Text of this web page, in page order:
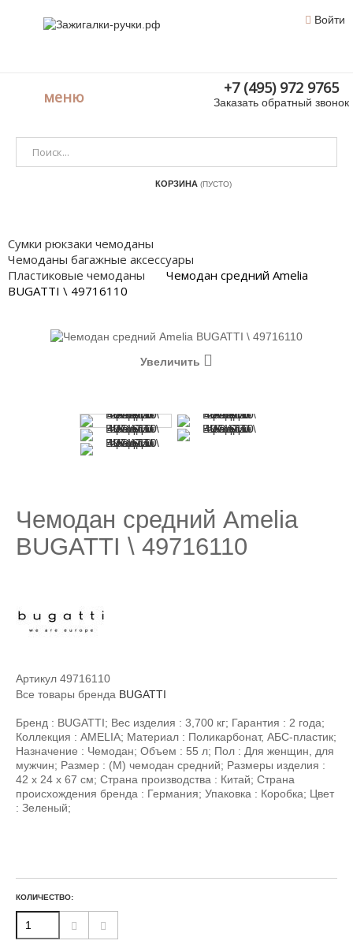
Войти
меню +7 (495) 972 9765
Заказать обратный звонок
КОРЗИНА (ПУСТО)
Сумки рюкзаки чемоданы
Чемоданы багажные аксессуары
Пластиковые чемоданы
Чемодан средний Amelia
BUGATTI \ 49716110
Увеличить
Чемодан средний Amelia
BUGATTI \ 49716110
Артикул 49716110
Все товары бренда BUGATTI
Бренд : BUGATTI; Вес изделия : 3,700 кг; Гарантия : 2 года;
Коллекция : AMELIA; Материал : Поликарбонат, АБС-пластик;
Назначение : Чемодан; Объем : 55 л; Пол : Для женщин, для
мужчин; Размер : (M) чемодан средний; Размеры изделия :
42 х 24 х 67 см; Страна производства : Китай; Страна
происхождения бренда : Германия; Упаковка : Коробка; Цвет
: Зеленый;
КОЛИЧЕСТВО: